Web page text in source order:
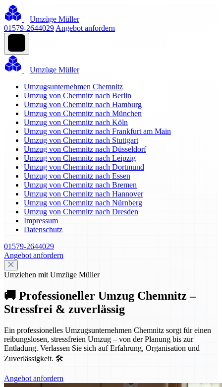
Umzüge Müller
01579-2644029 Angebot anfordern
Umzüge Müller
Umzugsunternehmen Chemnitz
Umzug von Chemnitz nach Berlin
Umzug von Chemnitz nach Hamburg
Umzug von Chemnitz nach München
Umzug von Chemnitz nach Köln
Umzug von Chemnitz nach Frankfurt am Main
Umzug von Chemnitz nach Stuttgart
Umzug von Chemnitz nach Düsseldorf
Umzug von Chemnitz nach Leipzig
Umzug von Chemnitz nach Dortmund
Umzug von Chemnitz nach Essen
Umzug von Chemnitz nach Bremen
Umzug von Chemnitz nach Hannover
Umzug von Chemnitz nach Nürnberg
Umzug von Chemnitz nach Dresden
Impressum
Datenschutz
01579-2644029
Angebot anfordern
Umziehen mit Umzüge Müller
🚚 Professioneller Umzug Chemnitz –
Stressfrei & zuverlässig
Ein professionelles Umzugsunternehmen Chemnitz sorgt für einen
reibungslosen, stressfreien Umzug – von der Planung bis zur
Entladung. Verlassen Sie sich auf Erfahrung, Organisation und
Zuverlässigkeit. 🛠️
Angebot anfordern